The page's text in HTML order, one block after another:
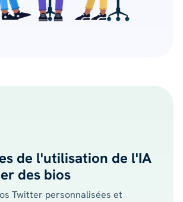
de l'utilisation de l'IA
des bios
Twitter personnalisées et